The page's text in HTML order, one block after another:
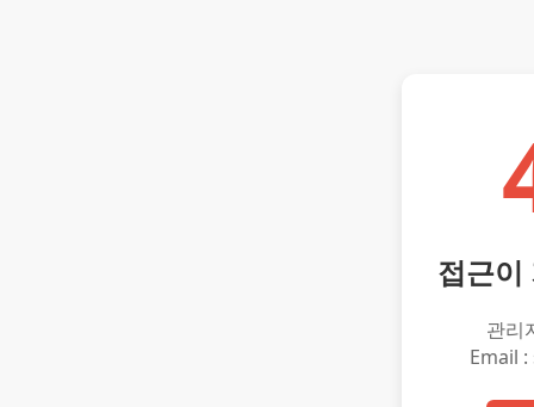
접근이
관리
Email